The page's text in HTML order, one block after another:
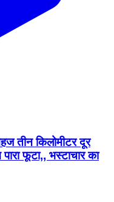
तीन किलोमीटर दूर
फूटा,, भस्टाचार का